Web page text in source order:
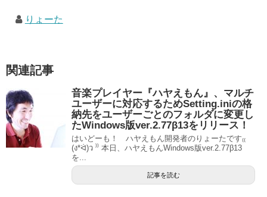
りょーた
関連記事
音楽プレイヤー『ハヤえもん』、マルチ
ユーザーに対応するためSetting.iniの格
納先をユーザーごとのフォルダに変更し
たWindows版ver.2.77β13をリリース！
はいどーも！ ハヤえもん開発者のりょーたです₍₍
(ง*ᐛ)ว ⁾⁾ 本日、ハヤえもんWindows版ver.2.77β13
を...
記事を読む